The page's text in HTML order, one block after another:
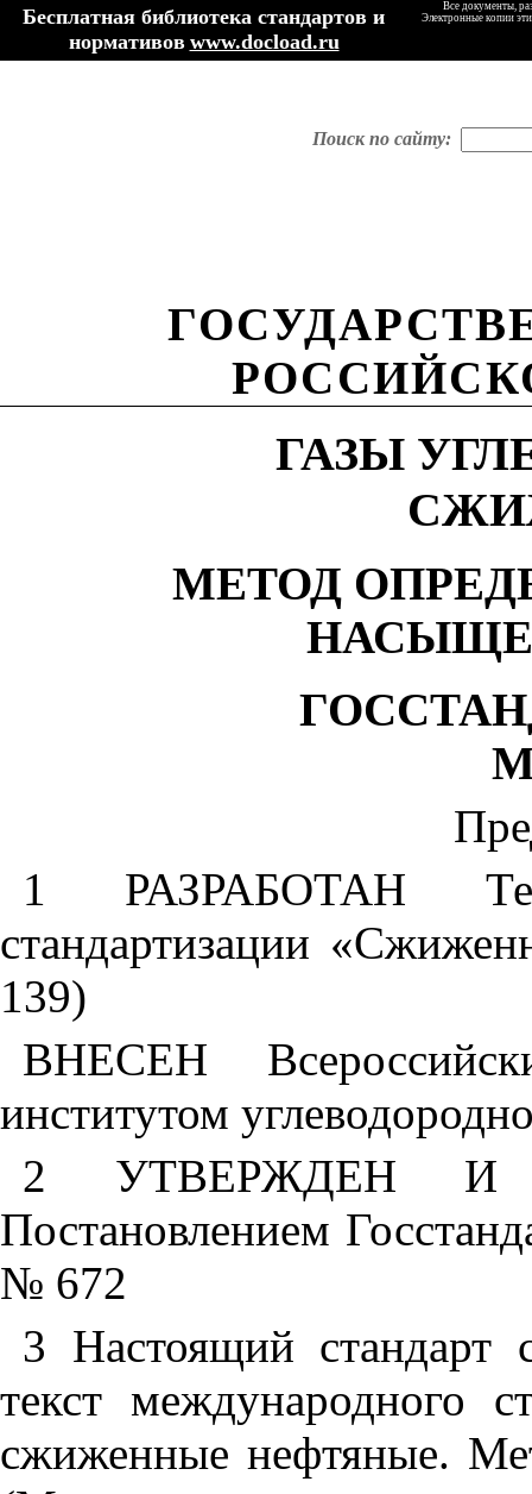
Бесплатная библиотека стандартов и
нормативов www.docload.ru
Все документы,
Электронные копии
Поиск по сайту:
ГАЗЫ
МЕТОД
1 РАЗРАБОТАН
стандартизации
139)
ВНЕСЕН
институтом
2 УТВЕРЖДЕН И
Постановлением
№ 672
3 Настоящий стандарт
текст международного
сжиженные нефтяные.